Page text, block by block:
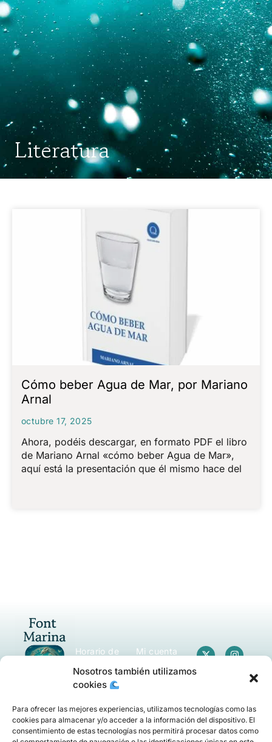
Nosotros también utilizamos
cookies
Para ofrecer las mejores experiencias, utilizamos tecnologías como las
cookies para almacenar y/o acceder a la información del dispositivo. El
consentimiento de estas tecnologías nos permitirá procesar datos como
Literatura
Cómo beber Agua de Mar, por Mariano
Arnal
octubre 17, 2025
Ahora, podéis descargar, en formato PDF el libro
de Mariano Arnal «cómo beber Agua de Mar»,
aquí está la presentación que él mismo hace del
En Font
Marina
embotellamos
Horario de
Lunes a
Viernes:
hrs
Sábados
07:00 - 14:00
hrs
Mi cuenta
Términos y
Condiciones
Política de
Privacidad